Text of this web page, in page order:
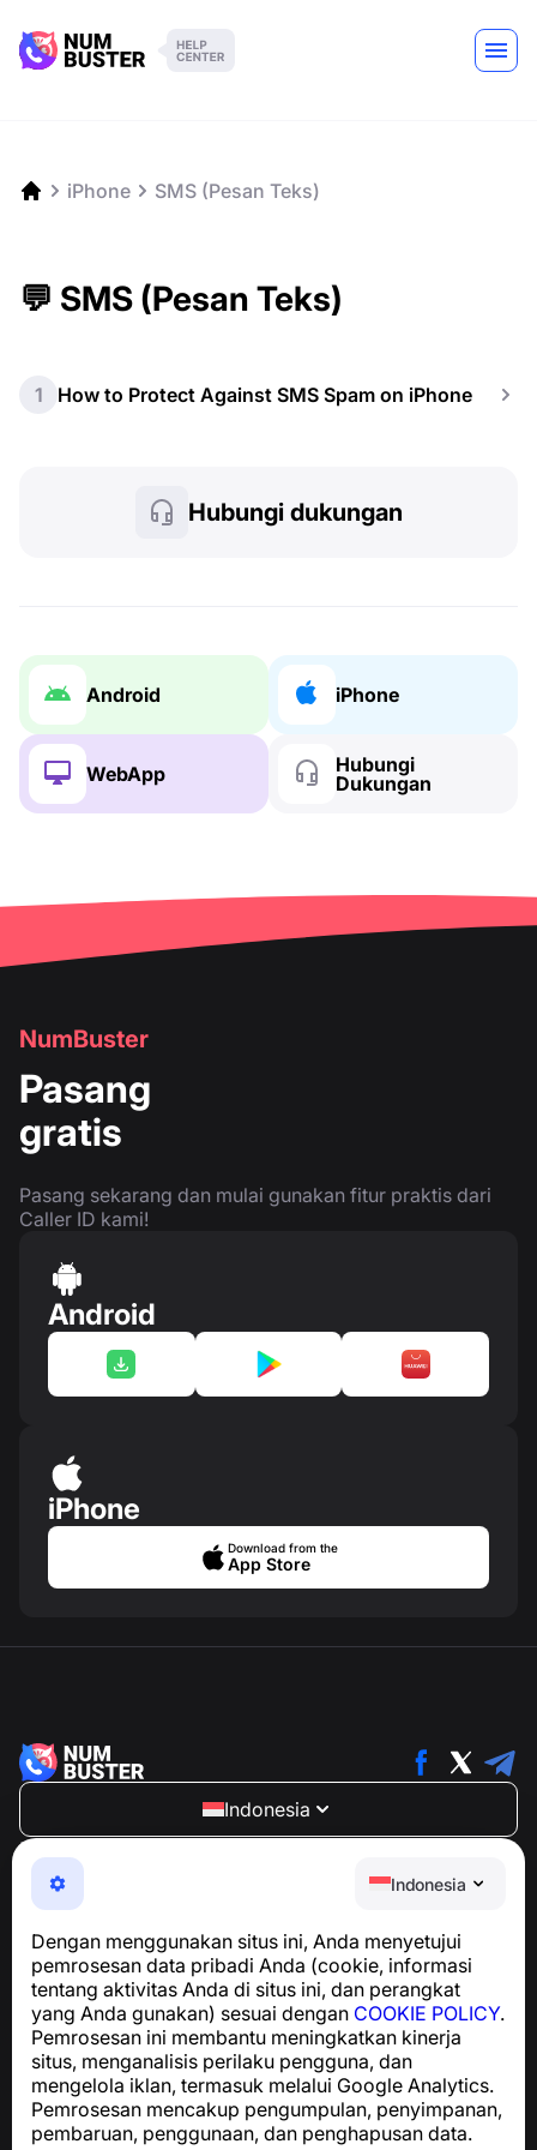
Indonesia
Dengan menggunakan situs ini, Anda menyetujui
pemrosesan data pribadi Anda (cookie, informasi
tentang aktivitas Anda di situs ini, dan perangkat
yang Anda gunakan) sesuai dengan COOKIE POLICY.
Pemrosesan ini membantu meningkatkan kinerja
situs, menganalisis perilaku pengguna, dan
mengelola iklan, termasuk melalui Google Analytics.
Pemrosesan mencakup pengumpulan, penyimpanan,
pembaruan, penggunaan, dan penghapusan data.
iPhone SMS (Pesan Teks)
💬 SMS (Pesan Teks)
1 How to Protect Against SMS Spam on iPhone
Hubungi dukungan
Android iPhone
WebApp
Hubungi
Dukungan
NumBuster
Pasang
gratis
Pasang sekarang dan mulai gunakan fitur praktis dari
Caller ID kami!
Android
iPhone
Download from the
App Store
Indonesia
NumBuster © 2013—2026 ·
Aplikasi yang mudah digunakan untuk melindungi Anda
dari penipuan telepon, spam, dan pesan yang tidak
Untuk pertanyaan terkait kepatuhan GDPR:
support@numbuster.com
Pusat Bantuan
Berita dan Artikel
Tentang proyek
Kontak